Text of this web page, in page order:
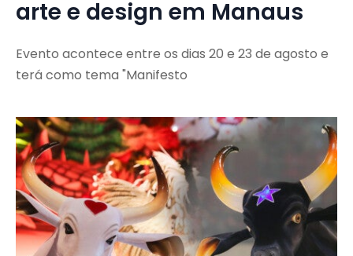
arte e design em Manaus
Evento acontece entre os dias 20 e 23 de agosto e
terá como tema "Manifesto